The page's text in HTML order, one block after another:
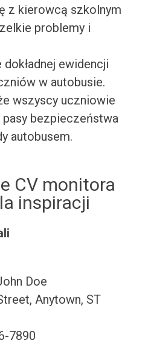
z kierowcą szkolnym
problemy i
ewidencji
w autobusie.
wszyscy uczniowie
bezpieczeństwa
autobusem.
CV monitora
inspiracji
Doe
Anytown, ST
7890